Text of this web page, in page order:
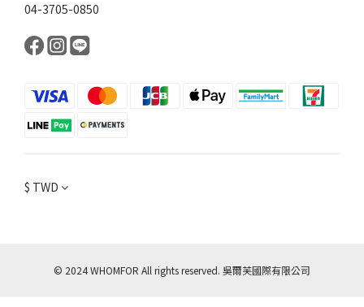
04-3705-0850
$ TWD
© 2024 WHOMFOR All rights reserved. 吳爾芙國際有限公司